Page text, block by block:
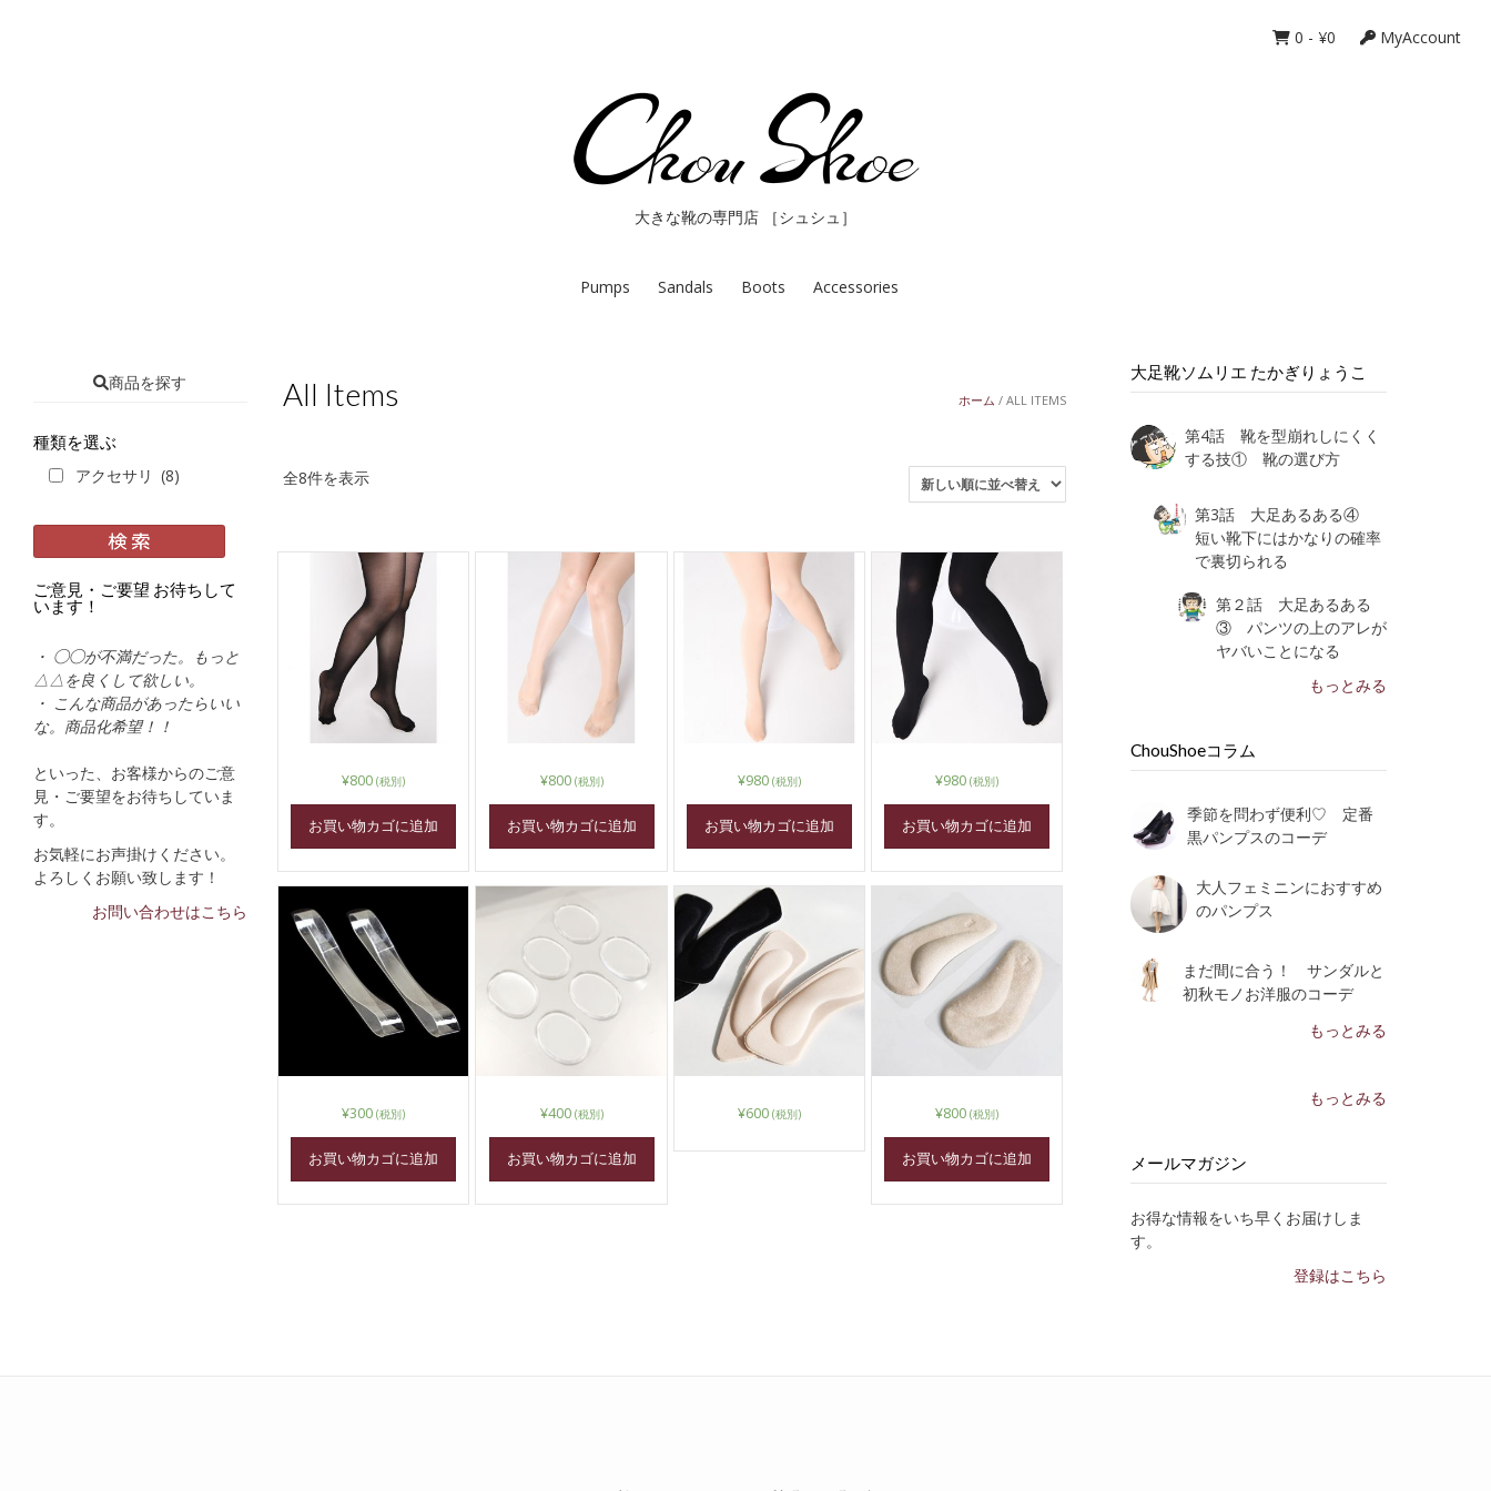
0 - ¥0 MyAccount
大きな靴の専門店 ［シュシュ］
Pumps Sandals Boots Accessories
商品を探す
種類を選ぶ
アクセサリ (8)
ご意見・ご要望 お待ちして
います！
・ ◯◯が不満だった。もっと
△△を良くして欲しい。
・ こんな商品があったらいい
な。商品化希望！！
といった、お客様からのご意
見・ご要望をお待ちしていま
す。
お気軽にお声掛けください。
よろしくお願い致します！
お問い合わせはこちら
ホーム / ALL ITEMS
All Items
全8件を表示新
順
¥800 (税別)
お買い物カゴに追加
¥800 (税別)
お買い物カゴに追加
¥980 (税別)
お買い物カゴに追加
¥980 (税別)
お買い物カゴに追加
¥300 (税別)
お買い物カゴに追加
¥400 (税別)
お買い物カゴに追加
¥600 (税別) ¥800 (税別)
お買い物カゴに追加
大足靴ソムリエ たかぎりょうこ
第4話 靴を型崩れしにくく
する技① 靴の選び方
第3話 大足あるある④
短い靴下にはかなりの確率
で裏切られる
第２話 大足あるある
③ パンツの上のアレが
ヤバいことになる
もっとみる
ChouShoeコラム
季節を問わず便利♡ 定番
黒パンプスのコーデ
大人フェミニンにおすすめ
のパンプス
まだ間に合う！ サンダルと
初秋モノお洋服のコーデ
もっとみる
もっとみる
メールマガジン
お得な情報をいち早くお届けしま
す。
登録はこちら